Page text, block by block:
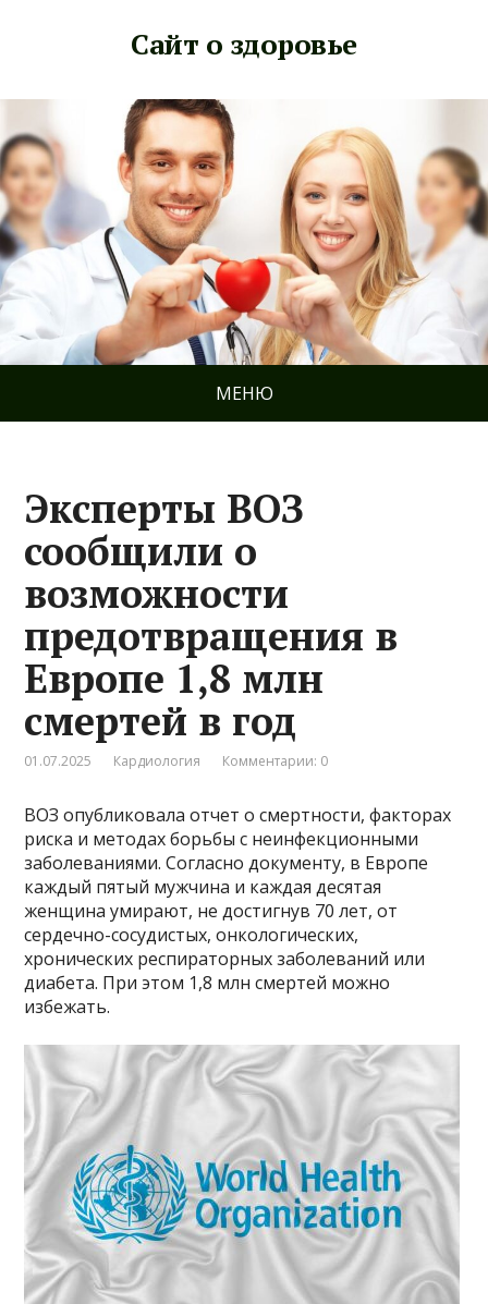
Сайт о здоровье
МЕНЮ
Эксперты ВОЗ
сообщили о
возможности
предотвращения в
Европе 1,8 млн
смертей в год
01.07.2025 Кардиология Комментарии: 0
ВОЗ опубликовала отчет о смертности, факторах
риска и методах борьбы с неинфекционными
заболеваниями. Согласно документу, в Европе
каждый пятый мужчина и каждая десятая
женщина умирают, не достигнув 70 лет, от
сердечно-сосудистых, онкологических,
хронических респираторных заболеваний или
диабета. При этом 1,8 млн смертей можно
избежать.